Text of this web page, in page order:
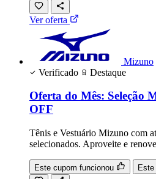
Ver oferta
Mizuno
Verificado
Destaque
Oferta do Mês: Seleção
OFF
Tênis e Vestuário Mizuno com
selecionados. Aproveite e
Este cupom funcionou